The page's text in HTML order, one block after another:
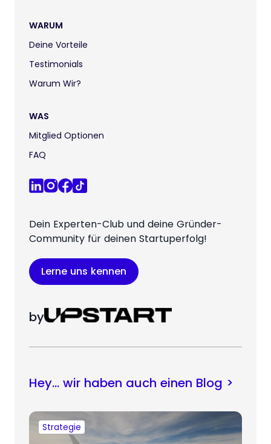
WARUM
Deine Vorteile
Testimonials
Warum Wir?
WAS
Mitglied Optionen
FAQ
Dein Experten-Club und deine Gründer-
Community für deinen Startuperfolg!
Lerne uns kennen
by
Hey… wir haben auch einen Blog >
Strategie